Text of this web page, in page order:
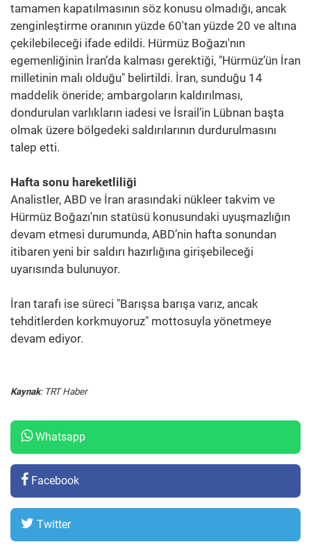
tamamen kapatılmasının söz konusu olmadığı, ancak
zenginleştirme oranının yüzde 60'tan yüzde 20 ve altına
çekilebileceği ifade edildi. Hürmüz Boğazı'nın
egemenliğinin İran’da kalması gerektiği, "Hürmüz’ün İran
milletinin malı olduğu" belirtildi. İran, sunduğu 14
maddelik öneride; ambargoların kaldırılması,
dondurulan varlıkların iadesi ve İsrail’in Lübnan başta
olmak üzere bölgedeki saldırılarının durdurulmasını
talep etti.
Hafta sonu hareketliliği
Analistler, ABD ve İran arasındaki nükleer takvim ve
Hürmüz Boğazı'nın statüsü konusundaki uyuşmazlığın
devam etmesi durumunda, ABD’nin hafta sonundan
itibaren yeni bir saldırı hazırlığına girişebileceği
uyarısında bulunuyor.
İran tarafı ise süreci "Barışsa barışa varız, ancak
tehditlerden korkmuyoruz" mottosuyla yönetmeye
devam ediyor.
Kaynak: TRT Haber
Whatsapp
Facebook
Twitter